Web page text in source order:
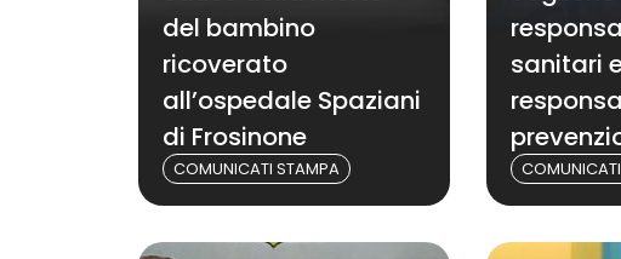
del bambino
ricoverato
all’ospedale Spaziani
di Frosinone
COMUNICATI STAMPA
sanitari